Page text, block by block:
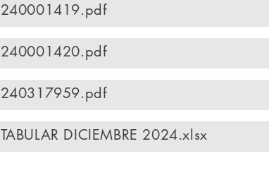
240001419.pdf
240001420.pdf
240317959.pdf
TABULAR DICIEMBRE 2024.xlsx